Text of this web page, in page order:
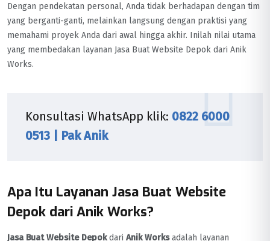
Dengan pendekatan personal, Anda tidak berhadapan dengan tim
yang berganti-ganti, melainkan langsung dengan praktisi yang
memahami proyek Anda dari awal hingga akhir. Inilah nilai utama
yang membedakan layanan Jasa Buat Website Depok dari Anik
Works.
Konsultasi WhatsApp klik: 0822 6000
0513 | Pak Anik
Apa Itu Layanan Jasa Buat Website
Depok dari Anik Works?
Jasa Buat Website Depokdari Anik Worksadalah layanan